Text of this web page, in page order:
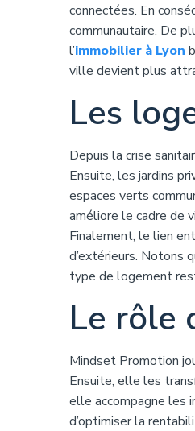
connectées. En
communautaire. De
l’immobilier à Lyon
ville devient plus
Les
Depuis la crise
Ensuite, les jardins
espaces verts
améliore le cadre de
Finalement, le lien
d’extérieurs. Notons
type de logement
Le rôle
Mindset Promotion
Ensuite, elle les
elle accompagne les
d’optimiser la